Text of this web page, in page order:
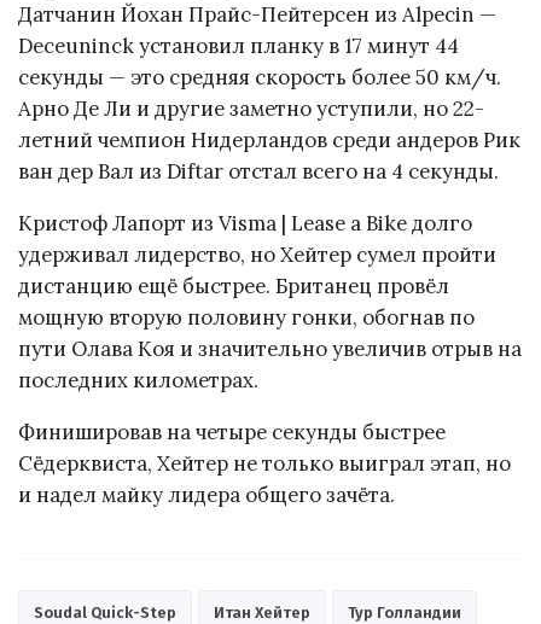
Датчанин Йохан Прайс-Пейтерсен из Alpecin —
Deceuninck установил планку в 17 минут 44
секунды — это средняя скорость более 50 км/ч.
Арно Де Ли и другие заметно уступили, но 22-
летний чемпион Нидерландов среди андеров Рик
ван дер Вал из Diftar отстал всего на 4 секунды.
Кристоф Лапорт из Visma | Lease a Bike долго
удерживал лидерство, но Хейтер сумел пройти
дистанцию ещё быстрее. Британец провёл
мощную вторую половину гонки, обогнав по
пути Олава Коя и значительно увеличив отрыв на
последних километрах.
Финишировав на четыре секунды быстрее
Сёдерквиста, Хейтер не только выиграл этап, но
и надел майку лидера общего зачёта.
Soudal Quick-Step Итан Хейтер Тур Голландии